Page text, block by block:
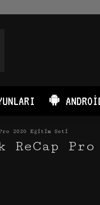
2020 Eğitim Seti